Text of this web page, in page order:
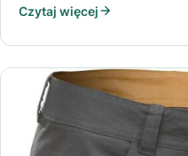
Czytaj więcej